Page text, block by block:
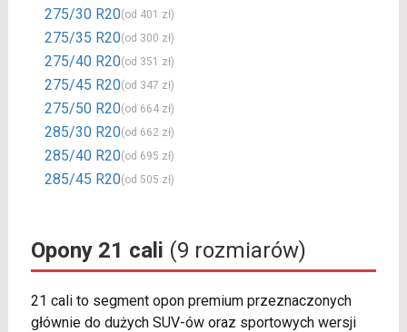
275/30 R20(od 401 zł)
275/35 R20(od 300 zł)
275/40 R20(od 351 zł)
275/45 R20(od 347 zł)
275/50 R20(od 664 zł)
285/30 R20(od 662 zł)
285/40 R20(od 695 zł)
285/45 R20(od 505 zł)
Opony 21 cali (9 rozmiarów)
21 cali to segment opon premium przeznaczonych
głównie do dużych SUV-ów oraz sportowych wersji